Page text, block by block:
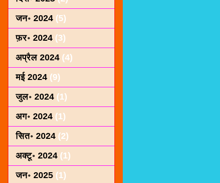
जन॰ 2024 (5)
फ़र॰ 2024 (3)
अप्रैल 2024 (4)
मई 2024 (9)
जुल॰ 2024 (1)
अग॰ 2024 (1)
सित॰ 2024 (2)
अक्टू॰ 2024 (1)
जन॰ 2025 (1)